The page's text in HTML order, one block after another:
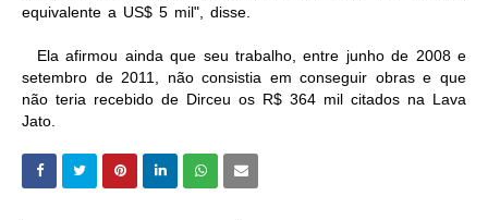
equivalente a US$ 5 mil", disse.
Ela afirmou ainda que seu trabalho, entre junho de 2008 e
setembro de 2011, não consistia em conseguir obras e que
não teria recebido de Dirceu os R$ 364 mil citados na Lava
Jato.